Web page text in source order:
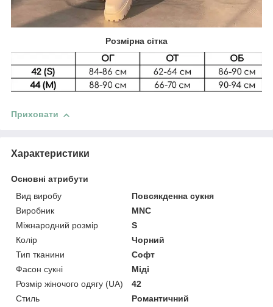
Розмірна сітка
Приховати
Характеристики
Основні атрибути
Вид виробу
Повсякденна сукня
Виробник
MNC
Міжнародний розмір
S
Колір
Чорний
Тип тканини
Софт
Фасон сукні
Міді
Розмір жіночого одягу (UA)
42
Стиль
Романтичний